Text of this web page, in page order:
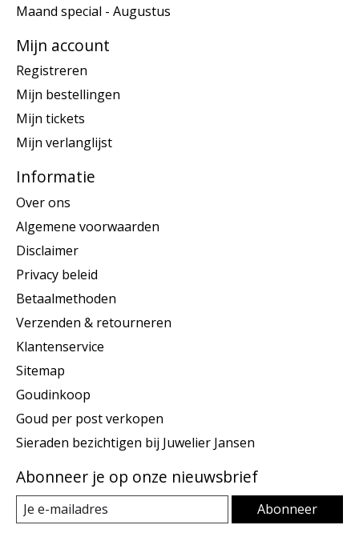
Maand special - Augustus
Mijn account
Registreren
Mijn bestellingen
Mijn tickets
Mijn verlanglijst
Informatie
Over ons
Algemene voorwaarden
Disclaimer
Privacy beleid
Betaalmethoden
Verzenden & retourneren
Klantenservice
Sitemap
Goudinkoop
Goud per post verkopen
Sieraden bezichtigen bij Juwelier Jansen
Abonneer je op onze nieuwsbrief
Abonneer